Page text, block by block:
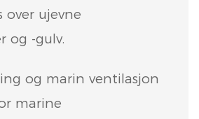
over ujevne
og -gulv.
og marin ventilasjon
marine